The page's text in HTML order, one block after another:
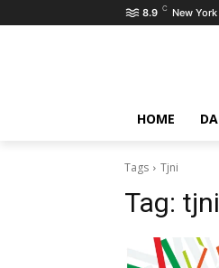
8.9 C New York
HOME
Tags Tjni
Tag: tjni